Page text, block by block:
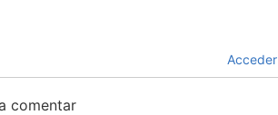
Acceder
comentar